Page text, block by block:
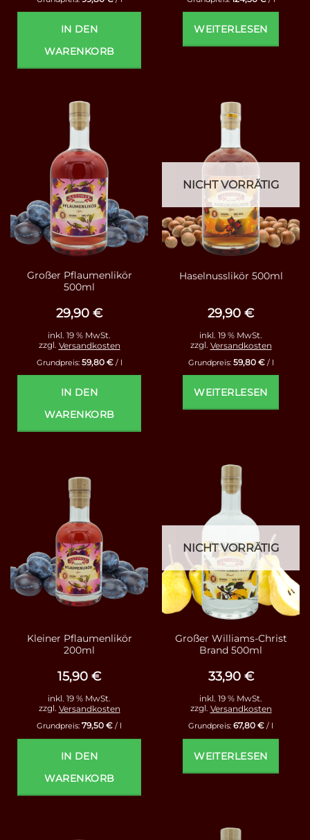
IN DEN
WARENKORB
WEITERLESEN
Großer Pflaumenlikör
500ml
29,90 €
inkl. 19 % MwSt.
zzgl. Versandkosten
Grundpreis: 59,80 €/ l
IN DEN
WARENKORB
NICHT VORRÄTIG
Haselnusslikör 500ml
29,90 €
inkl. 19 % MwSt.
zzgl. Versandkosten
Grundpreis: 59,80 €/ l
WEITERLESEN
Kleiner Pflaumenlikör
200ml
15,90 €
inkl. 19 % MwSt.
zzgl. Versandkosten
Grundpreis: 79,50 € / l
IN DEN
WARENKORB
NICHT VORRÄTIG
Großer Williams-Christ
Brand 500ml
33,90 €
inkl. 19 % MwSt.
zzgl. Versandkosten
Grundpreis: 67,80 € / l
WEITERLESEN